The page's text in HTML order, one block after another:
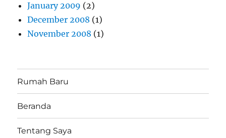
January 2009 (2)
December 2008 (1)
November 2008 (1)
Rumah Baru
Beranda
Tentang Saya